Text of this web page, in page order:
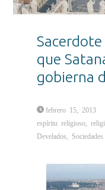
que
gobierna
febrero 15, 2013
espíritu religioso ,
Develados